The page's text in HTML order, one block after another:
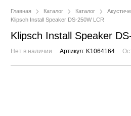
Главная Каталог Каталог
Klipsch Install Speaker DS-250W LCR
Klipsch Install Speaker
Нет в наличии Артикул: K1064164